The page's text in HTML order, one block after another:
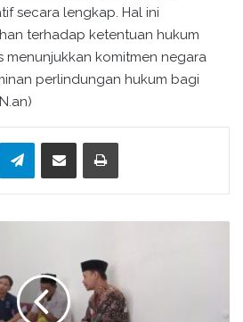
secara lengkap. Hal ini
terhadap ketentuan hukum
menunjukkan komitmen negara
perlindungan hukum bagi
Telegram